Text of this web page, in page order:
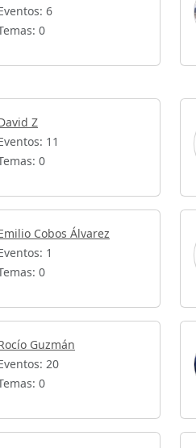
6
0
Z
11
0
Cobos Álvarez
1
0
Guzmán
20
0